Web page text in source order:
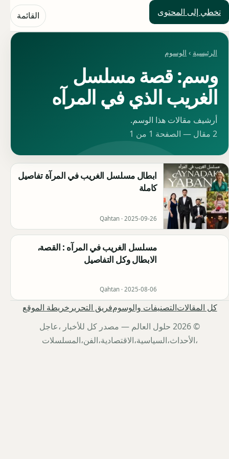
تخطي إلى المحتوى
حلول العالم القائمة
الرئيسية › الوسوم
وسم: قصة مسلسل
الغريب الذي في المرآه
أرشيف مقالات هذا الوسم.
2 مقال — الصفحة 1 من 1
ابطال مسلسل الغريب في المرآة تفاصيل
كاملة
Qahtan · 2025-09-26
مسلسل الغريب في المرآه : القصة،
الابطال وكل التفاصيل
Qahtan · 2025-08-06
كل المقالاتالتصنيفات والوسومفريق التحرير خريطة الموقع
© 2026 حلول العالم — مصدر كل للأخبار ،عاجل
،الأحداث،السياسية،الاقتصادية،الفن،المسلسلات